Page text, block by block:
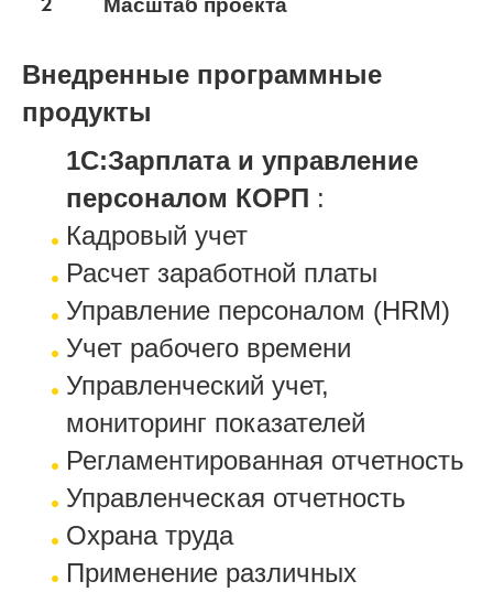
Масштаб проекта
Внедренные программные
продукты
1С:Зарплата и управление
персоналом КОРП :
Кадровый учет
Расчет заработной платы
Управление персоналом (HRM)
Учет рабочего времени
Управленческий учет,
мониторинг показателей
Регламентированная отчетность
Управленческая отчетность
Охрана труда
Применение различных